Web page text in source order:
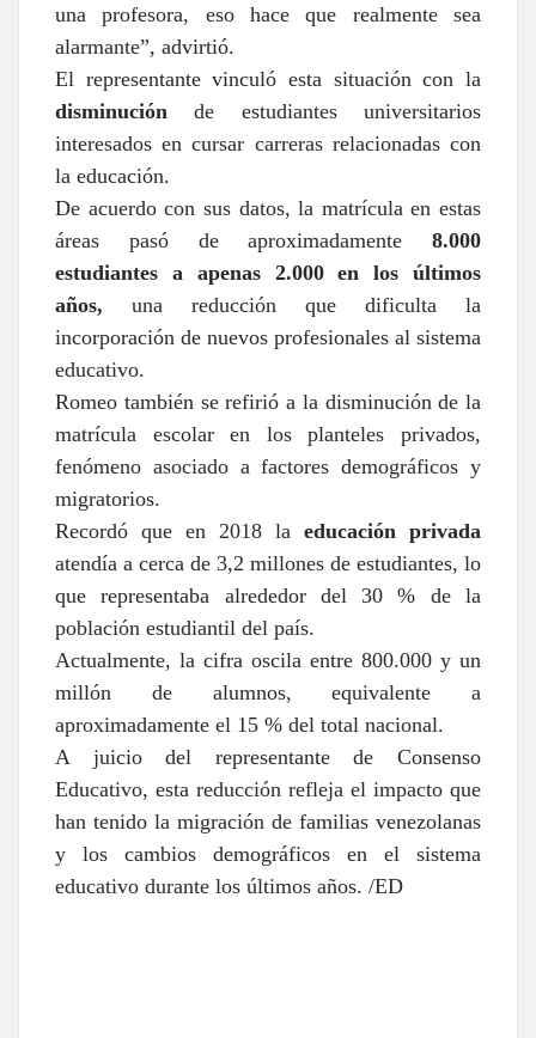
una profesora, eso hace que realmente sea
alarmante”, advirtió.
El representante vinculó esta situación con la
disminuciónde estudiantes universitarios
interesados en cursar carreras relacionadas con
la educación.
De acuerdo con sus datos, la matrícula en estas
áreas pasó de aproximadamente 8.000
estudiantes a apenas 2.000 en los últimos
años, una reducción que dificulta la
incorporación de nuevos profesionales al sistema
educativo.
Romeo también se refirió a la disminución de la
matrícula escolar en los planteles privados,
fenómeno asociado a factores demográficos y
migratorios.
Recordó que en 2018 la educación privada
atendía a cerca de 3,2 millones de estudiantes, lo
que representaba alrededor del 30 % de la
población estudiantil del país.
Actualmente, la cifra oscila entre 800.000 y un
millón de alumnos, equivalente a
aproximadamente el 15 % del total nacional.
A juicio del representante de Consenso
Educativo, esta reducción refleja el impacto que
han tenido la migración de familias venezolanas
y los cambios demográficos en el sistema
educativo durante los últimos años. /ED